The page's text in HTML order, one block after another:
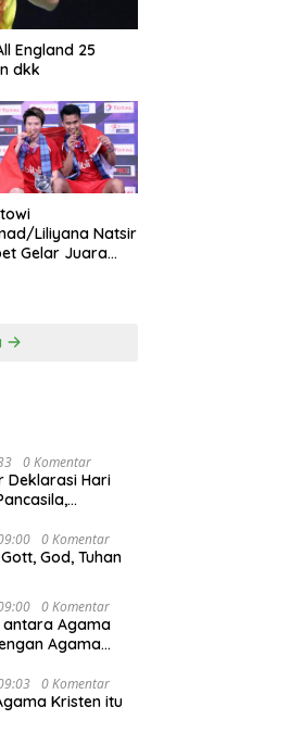
England 25
dkk
Liliyana Natsir
Gelar Juara
0 Komentar
Deklarasi Hari
Indonesia) &
dan
Menata
Emas 2045”,
0 Komentar
God, Tuhan
0 Komentar
antara Agama
Agama
0 Komentar
Kristen itu